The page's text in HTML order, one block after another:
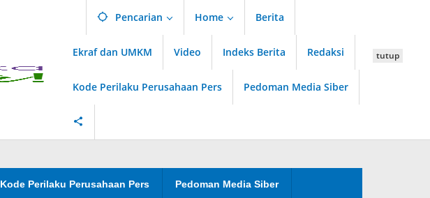
Pencarian Home Berita
Ekraf dan UMKM Video Indeks Berita Redaksi
Kode Perilaku Perusahaan Pers Pedoman Media Siber
Kode Perilaku Perusahaan Pers Pedoman Media Siber
tutup